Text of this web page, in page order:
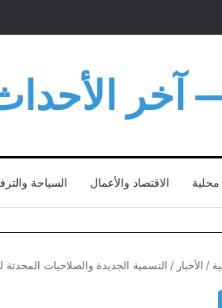
محلية الاقتصاد والأعمال السياحة
/ الأخبار / التسمية الجديدة والصلاحيات المحدثة